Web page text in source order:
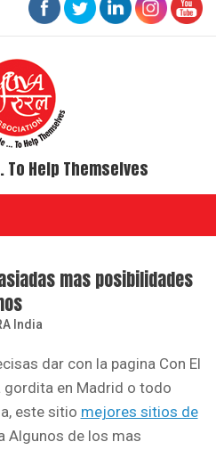
To Help Themselves
mas posibilidades
India
dar con la pagina Con El
gordita en Madrid o todo
este sitio mejores sitios de
Algunos de los mas